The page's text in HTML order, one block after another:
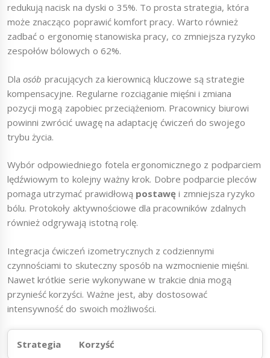
redukują nacisk na dyski o 35%. To prosta strategia, która
może znacząco poprawić komfort pracy. Warto również
zadbać o ergonomię stanowiska pracy, co zmniejsza ryzyko
zespołów bólowych o 62%.
Dlaosób pracujących za kierownicą kluczowe są strategie
kompensacyjne. Regularne rozciąganie mięśni i zmiana
pozycji mogą zapobiec przeciążeniom. Pracownicy biurowi
powinni zwrócić uwagę na adaptację ćwiczeń do swojego
trybu życia.
Wybór odpowiedniego fotela ergonomicznego z podparciem
lędźwiowym to kolejny ważny krok. Dobre podparcie pleców
pomaga utrzymać prawidłową postawęi zmniejsza ryzyko
bólu. Protokoły aktywnościowe dla pracowników zdalnych
również odgrywają istotną rolę.
Integracja ćwiczeń izometrycznych z codziennymi
czynnościami to skuteczny sposób na wzmocnienie mięśni.
Nawet krótkie serie wykonywane w trakcie dnia mogą
przynieść korzyści. Ważne jest, aby dostosować
intensywność do swoich możliwości.
Strategia Korzyść